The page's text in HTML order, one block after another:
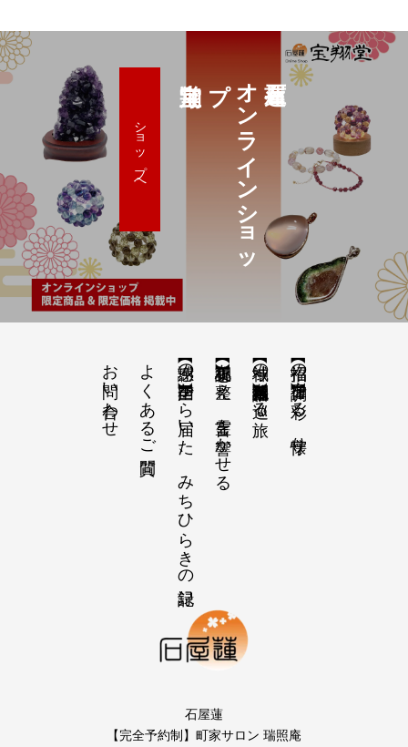
オ
ン
ラ
イ
ン
シ
ョ
ッ
プ
ショップへ
【招福の調律】日々を彩る、懐守り
【神域の系譜】神社仏閣・自然を巡る旅
【祝詞集】心を整え、言霊を響かせる
【感謝の声】全国から届いた、みちひらきの記録
よくあるご質問
お問い合わせ
石屋蓮
【完全予約制】町家サロン 瑞照庵